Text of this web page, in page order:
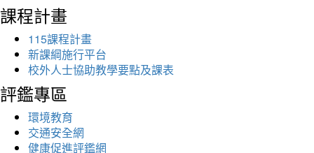
課程計畫
115課程計畫
新課綱施行平台
校外人士協助教學要點及課表
評鑑專區
環境教育
交通安全網
健康促進評鑑網